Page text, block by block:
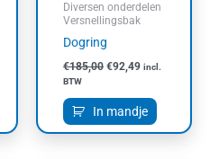
Diversen onderdelen
Versnellingsbak
Dogring
€185,00 €92,49 incl.
BTW
In mandje